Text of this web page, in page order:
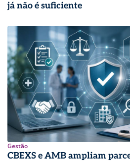
já não é suficiente
Gestão
CBEXS e AMB ampliam